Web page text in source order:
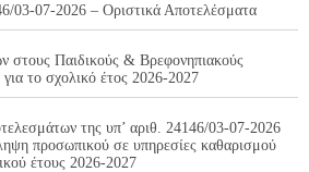
03-07-2026 – Οριστικά Αποτελέσματα
στους Παιδικούς & Βρεφονηπιακούς
το σχολικό έτος 2026-2027
της υπ’ αριθ. 24146/03-07-2026
προσωπικού σε υπηρεσίες καθαρισμού
έτους 2026-2027